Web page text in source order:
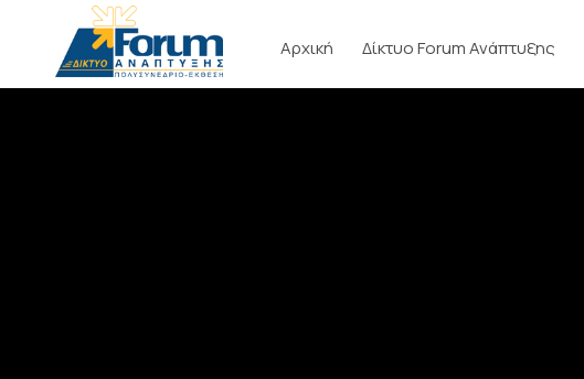
Αρχική Δίκτυο Forum Ανάπτυξης